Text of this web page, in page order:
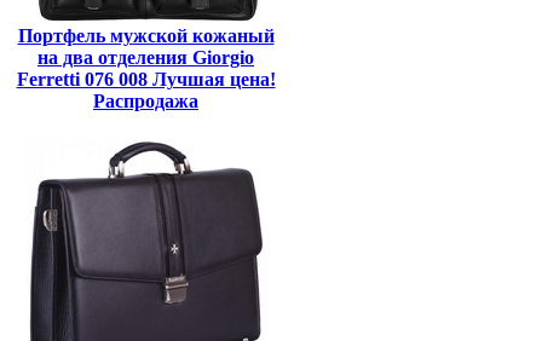
Портфель мужской кожаный
на два отделения Giorgio
Ferretti 076 008 Лучшая цена!
Распродажа